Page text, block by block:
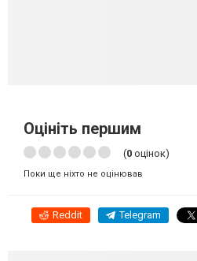
Оцініть першим
(0 оцінок)
Поки ще ніхто не оцінював
Reddit Telegram